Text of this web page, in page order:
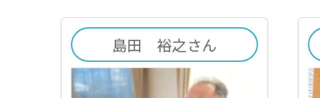
島田 裕之さん